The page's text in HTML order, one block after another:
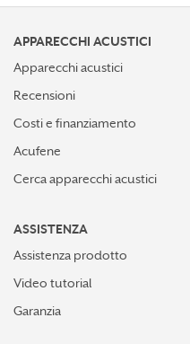
APPARECCHI ACUSTICI
Apparecchi acustici
Recensioni
Costi e finanziamento
Acufene
Cerca apparecchi acustici
ASSISTENZA
Assistenza prodotto
Video tutorial
Garanzia